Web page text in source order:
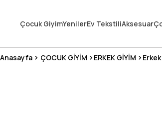
3 MİLYONDAN FAZLA MUTLU MÜŞTERİ ❤️ 10 MİLYON
Çocuk GiyimYenilerEv TekstiliAksesuar
Anasayfa ÇOCUK GİYİM ERKEK GİYİM